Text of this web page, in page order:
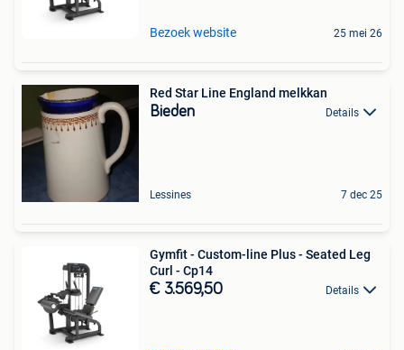
Bezoek website 25 mei 26
Red Star Line England melkkan
Bieden Details
Lessines 7 dec 25
Gymfit - Custom-line Plus - Seated Leg
Curl - Cp14
€ 3.569,50 Details